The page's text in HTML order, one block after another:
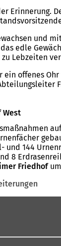
Erinnerung.
und
edle
Lebzeiten
offenes
West
und 144
8
Friedhof